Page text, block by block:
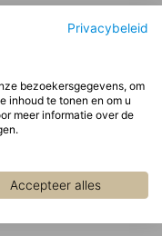
Privacybeleid
bezoekersgegevens, om
inhoud te tonen en om u
meer informatie over de
Accepteer alles
inclusief